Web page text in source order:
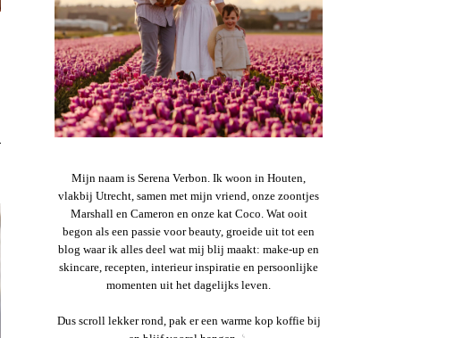
Mijn naam is Serena Verbon. Ik woon in Houten,
vlakbij Utrecht, samen met mijn vriend, onze zoontjes
Marshall en Cameron en onze kat Coco. Wat ooit
begon als een passie voor beauty, groeide uit tot een
blog waar ik alles deel wat mij blij maakt: make-up en
skincare, recepten, interieur inspiratie en persoonlijke
momenten uit het dagelijks leven.
Dus scroll lekker rond, pak er een warme kop koffie bij